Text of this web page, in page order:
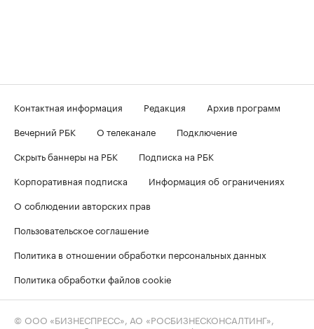
Контактная информация Редакция
Архив программ
Вечерний РБК
О телеканале
Подключение
Скрыть баннеры на РБК
Подписка на РБК
Корпоративная подписка
Информация об ограничениях
О соблюдении авторских прав
Пользовательское соглашение
Политика в отношении обработки персональных данных
Политика обработки файлов cookie
© ООО «БИЗНЕСПРЕСС», АО «РОСБИЗНЕСКОНСАЛТИНГ»,